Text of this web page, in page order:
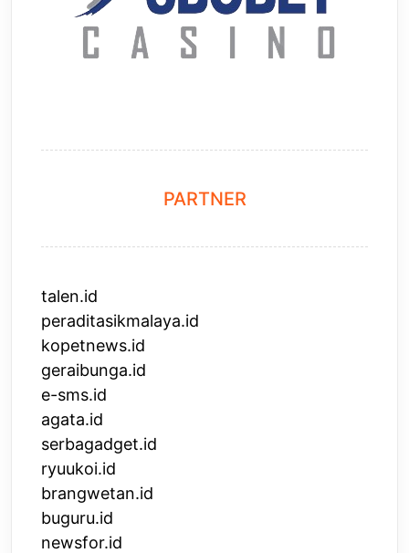
PARTNER
talen.id
peraditasikmalaya.id
kopetnews.id
geraibunga.id
e-sms.id
agata.id
serbagadget.id
ryuukoi.id
brangwetan.id
buguru.id
newsfor.id